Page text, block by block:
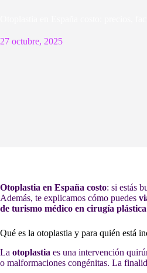
27 octubre, 2025
Otoplastia en España costo: si estás
Además, te explicamos cómo puedes
de turismo médico en cirugía
Qué es la otoplastia y para quién está
La otoplastia es una intervención
o malformaciones congénitas. La